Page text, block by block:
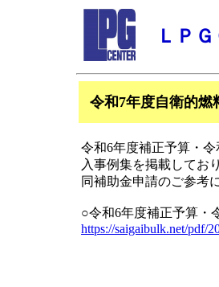
ＬＰ
令和7年度自衛的
令和6年度補正予算・
入事例集を掲載してお
同補助金申請のご参考
○令和6年度補正予算・
https://saigaibulk.net/pdf/